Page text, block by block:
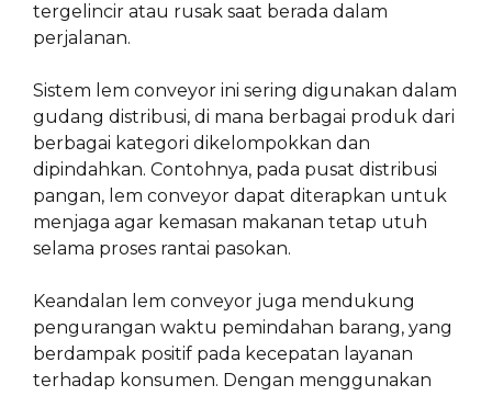
tergelincir atau rusak saat berada dalam
perjalanan.
Sistem lem conveyor ini sering digunakan dalam
gudang distribusi, di mana berbagai produk dari
berbagai kategori dikelompokkan dan
dipindahkan. Contohnya, pada pusat distribusi
pangan, lem conveyor dapat diterapkan untuk
menjaga agar kemasan makanan tetap utuh
selama proses rantai pasokan.
Keandalan lem conveyor juga mendukung
pengurangan waktu pemindahan barang, yang
berdampak positif pada kecepatan layanan
terhadap konsumen. Dengan menggunakan